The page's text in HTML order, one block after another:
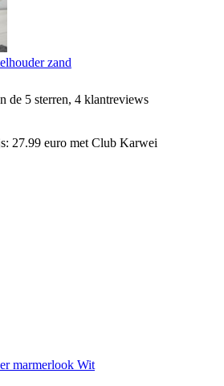
zand
de 5 sterren, 4 klantreviews
27.99 euro met Club Karwei
marmerlook Wit